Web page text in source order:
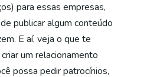
para essas empresas,
publicar algum conteúdo
E aí, veja o que te
um relacionamento
possa pedir patrocínios,